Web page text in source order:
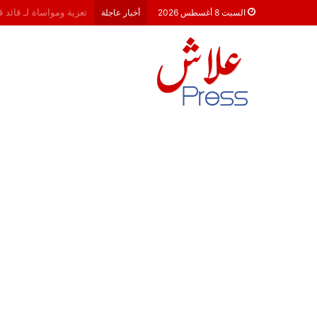
السبت 8 أغسطس 2026 أخبار عاجلة هشام جناح: من تألق